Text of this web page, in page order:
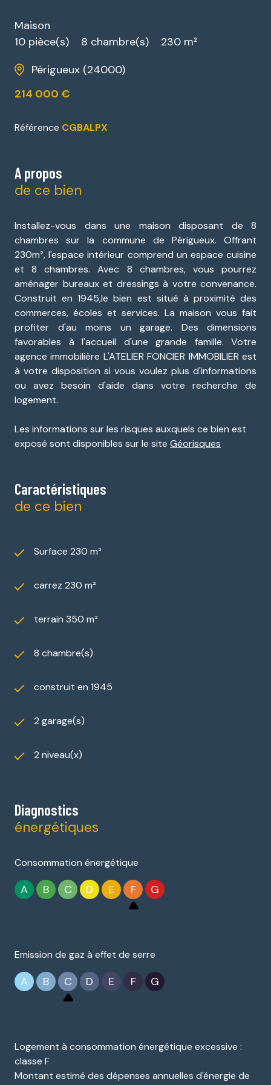
Maison
10 pièce(s)
8 chambre(s)
230 m²
Périgueux (24000)
214 000 €
Référence CGBALPX
A propos
de ce bien
Installez-vous dans une maison disposant de 8
chambres sur la commune de Périgueux. Offrant
230m², l'espace intérieur comprend un espace cuisine
et 8 chambres. Avec 8 chambres, vous pourrez
aménager bureaux et dressings à votre convenance.
Construit en 1945,le bien est situé à proximité des
commerces, écoles et services. La maison vous fait
profiter d'au moins un garage. Des dimensions
favorables à l'accueil d'une grande famille. Votre
agence immobilière L'ATELIER FONCIER IMMOBILIER est
à votre disposition si vous voulez plus d'informations
ou avez besoin d'aide dans votre recherche de
logement.
Les informations sur les risques auxquels ce bien est
exposé sont disponibles sur le site Géorisques
Caractéristiques
de ce bien
Surface 230 m²
carrez 230 m²
terrain 350 m²
8 chambre(s)
construit en 1945
2 garage(s)
2 niveau(x)
Diagnostics
énergétiques
Consommation énergétique
A B C D E F G
Emission de gaz à effet de serre
A B C D E F G
Logement à consommation énergétique excessive :
classe F
Montant estimé des dépenses annuelles d'énergie de